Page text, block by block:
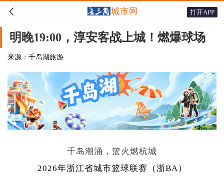
 打开APP
明晚19:00，淳安客战上城！燃爆球场
来源：千岛湖旅游
千岛潮涌，篮火燃杭城
2026年浙江省城市篮球联赛（浙BA）